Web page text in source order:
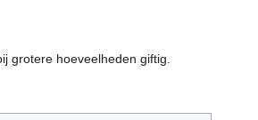
grotere hoeveelheden giftig.